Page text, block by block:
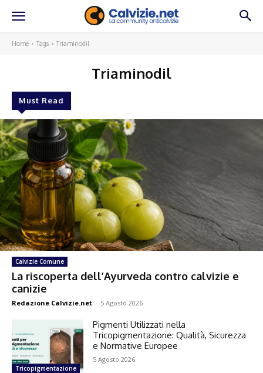
Home Tags Triaminodil
Triaminodil
Must Read
Calvizie Comune
La riscoperta dell’Ayurveda contro calvizie e
canizie
Redazione Calvizie.net - 5 Agosto 2026
Tricopigmentazione
Pigmenti Utilizzati nella
Tricopigmentazione: Qualità, Sicurezza
e Normative Europee
5 Agosto 2026